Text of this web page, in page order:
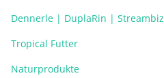
Dennerle | DuplaRin | Streambiz
Tropical Futter
Naturprodukte